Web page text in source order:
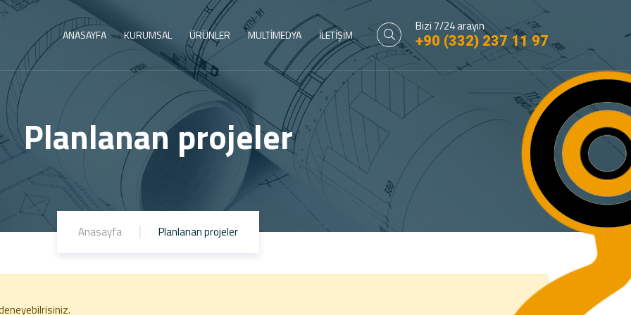
ANASAYFA KURUMSAL ÜRÜNLER MULTİMEDYA İLETİŞİM
Bizi 7/24 arayın
+90 (332) 237 11 97
Planlanan projeler
Anasayfa Planlanan projeler